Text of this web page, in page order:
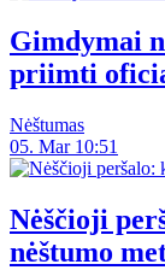
Gimdymai
priimti
Nėštumas
05. Mar 10:51
Nėščioji
nėštumo